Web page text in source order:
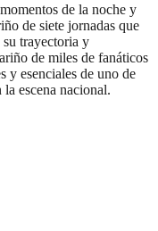
de la noche y
de siete jornadas que
su trayectoria y
de miles de fanáticos
y esenciales de uno de
la escena nacional.